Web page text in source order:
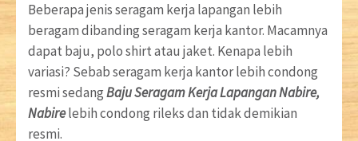
Beberapa jenis seragam kerja lapangan lebih
beragam dibanding seragam kerja kantor. Macamnya
dapat baju, polo shirt atau jaket. Kenapa lebih
variasi? Sebab seragam kerja kantor lebih condong
resmi sedangBaju Seragam Kerja Lapangan Nabire,
Nabirelebih condong rileks dan tidak demikian
resmi.